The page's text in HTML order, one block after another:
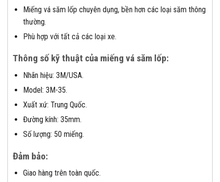
Miếng vá săm lốp chuyên dụng, bền hơn các loại săm thông
thường.
Phù hợp với tất cả các loại xe.
Thông số kỹ thuật của miếng vá săm lốp:
Nhãn hiệu: 3M/USA.
Model: 3M-35.
Xuất xứ: Trung Quốc.
Đường kính: 35mm.
Số lượng: 50 miếng.
Đảm bảo:
Giao hàng trên toàn quốc.